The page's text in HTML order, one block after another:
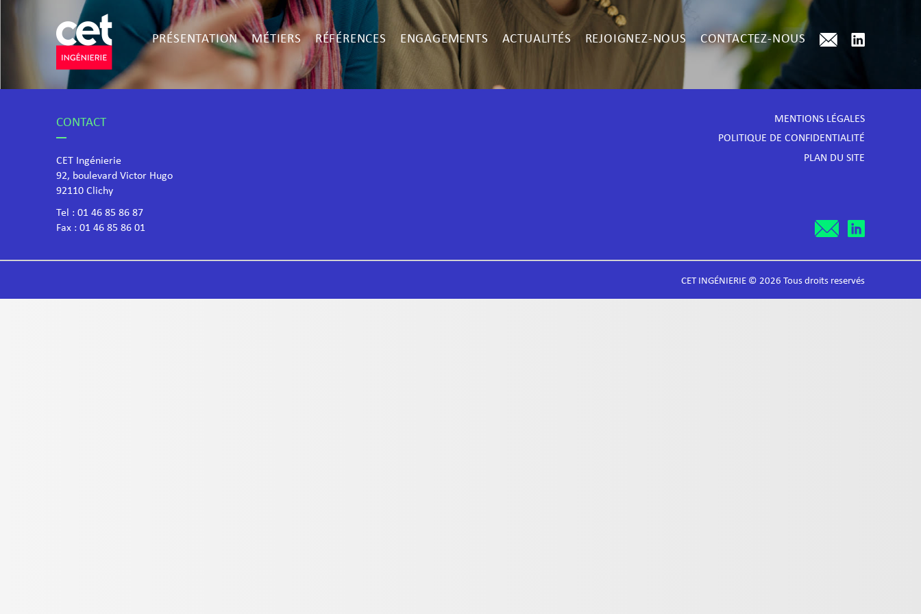
PRÉSENTATION MÉTIERS RÉFÉRENCES ENGAGEMENTS ACTUALITÉS REJOIGNEZ-NOUS CONTACTEZ-NOUS
CONTACT
CET Ingénierie
92, boulevard Victor Hugo
​92110 Clichy
Tel : 01 46 85 86 87
Fax : 01 46 85 86 01
MENTIONS LÉGALES
POLITIQUE DE CONFIDENTIALITÉ
PLAN DU SITE
CET INGÉNIERIE © 2026 Tous droits reservés